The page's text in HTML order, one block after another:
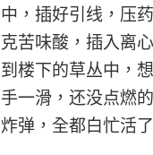
中，插好引线，压
克苦味酸，插入离
到楼下的草丛中，
手一滑，还没点燃
炸弹，全都白忙活了